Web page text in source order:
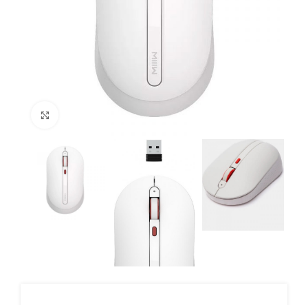
Нажмите, чтобы увеличить